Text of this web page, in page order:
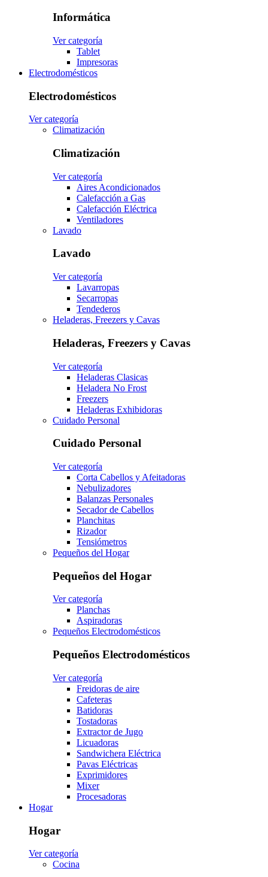
Informática
Ver categoría
Tablet
Impresoras
Electrodomésticos
Electrodomésticos
Ver categoría
Climatización
Climatización
Ver categoría
Aires Acondicionados
Calefacción a Gas
Calefacción Eléctrica
Ventiladores
Lavado
Lavado
Ver categoría
Lavarropas
Secarropas
Tendederos
Heladeras, Freezers y Cavas
Heladeras, Freezers y Cavas
Ver categoría
Heladeras Clasicas
Heladera No Frost
Freezers
Heladeras Exhibidoras
Cuidado Personal
Cuidado Personal
Ver categoría
Corta Cabellos y Afeitadoras
Nebulizadores
Balanzas Personales
Secador de Cabellos
Planchitas
Rizador
Tensiómetros
Pequeños del Hogar
Pequeños del Hogar
Ver categoría
Planchas
Aspiradoras
Pequeños Electrodomésticos
Pequeños Electrodomésticos
Ver categoría
Freidoras de aire
Cafeteras
Batidoras
Tostadoras
Extractor de Jugo
Licuadoras
Sandwichera Eléctrica
Pavas Eléctricas
Exprimidores
Mixer
Procesadoras
Hogar
Hogar
Ver categoría
Cocina